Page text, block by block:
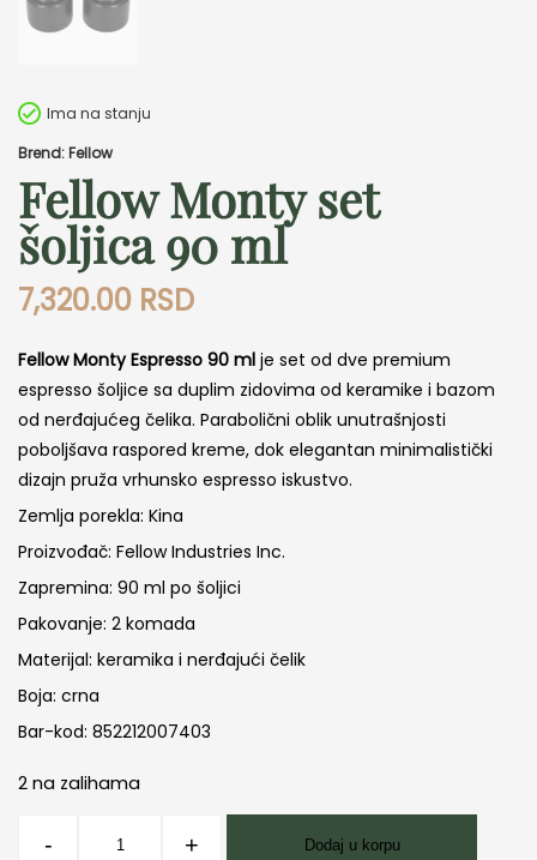
Ima na stanju
Brend: Fellow
Fellow Monty set
šoljica 90 ml
7,320.00 RSD
Fellow Monty Espresso 90 ml je set od dve premium
espresso šoljice sa duplim zidovima od keramike i bazom
od nerđajućeg čelika. Parabolični oblik unutrašnjosti
poboljšava raspored kreme, dok elegantan minimalistički
dizajn pruža vrhunsko espresso iskustvo.
Zemlja porekla: Kina
Proizvođač: Fellow Industries Inc.
Zapremina: 90 ml po šoljici
Pakovanje: 2 komada
Materijal: keramika i nerđajući čelik
Boja: crna
Bar-kod: 852212007403
2 na zalihama
- + Dodaj u korpu